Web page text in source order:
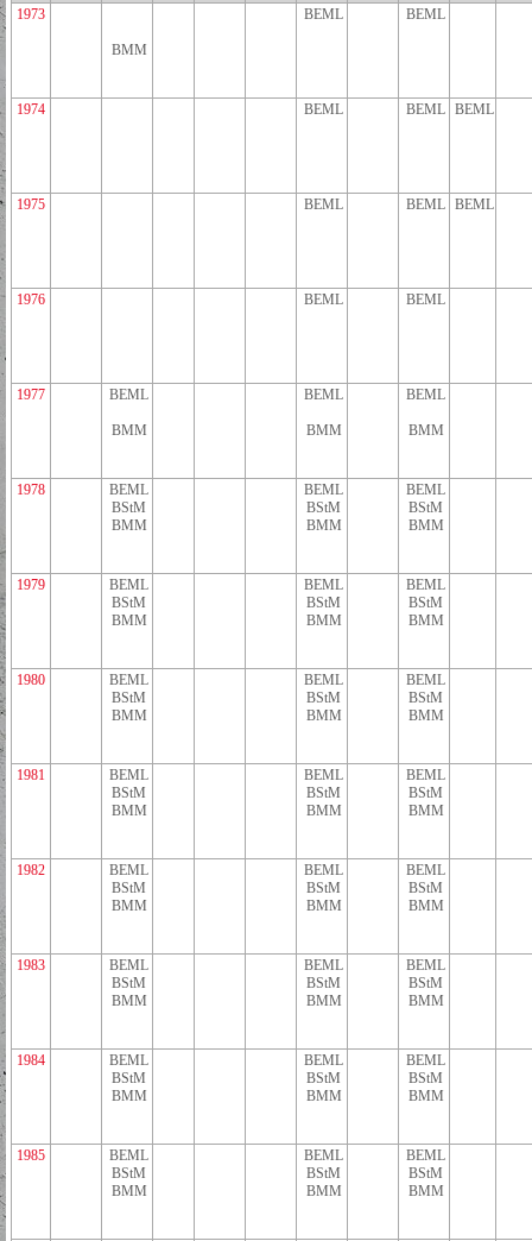
1973
BMM
BEML BEML
1974 BEML BEML BEML
1975 BEML BEML BEML
1976 BEML BEML
1977 BEML
BMM
BEML
BMM
BEML
BMM
1978
BEML
BStM
BMM
BEML
BStM
BMM
BEML
BStM
BMM
1979
BEML
BStM
BMM
BEML
BStM
BMM
BEML
BStM
BMM
1980
BEML
BStM
BMM
BEML
BStM
BMM
BEML
BStM
BMM
1981
BEML
BStM
BMM
BEML
BStM
BMM
BEML
BStM
BMM
1982
BEML
BStM
BMM
BEML
BStM
BMM
BEML
BStM
BMM
1983
BEML
BStM
BMM
BEML
BStM
BMM
BEML
BStM
BMM
1984
BEML
BStM
BMM
BEML
BStM
BMM
BEML
BStM
BMM
1985
BEML
BStM
BMM
BEML
BStM
BMM
BEML
BStM
BMM